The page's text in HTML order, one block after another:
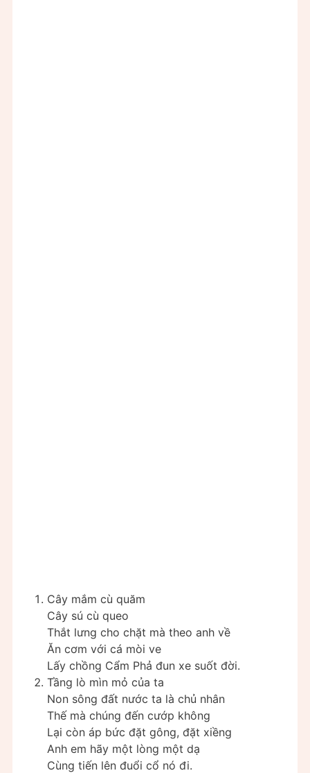
Cây mắm cù quăm
Cây sú cù queo
Thắt lưng cho chặt mà theo anh về
Ăn cơm với cá mòi ve
Lấy chồng Cẩm Phả đun xe suốt đời.
Tầng lò mìn mỏ của ta
Non sông đất nước ta là chủ nhân
Thế mà chúng đến cướp không
Lại còn áp bức đặt gông, đặt xiềng
Anh em hãy một lòng một dạ
Cùng tiến lên đuổi cổ nó đi.